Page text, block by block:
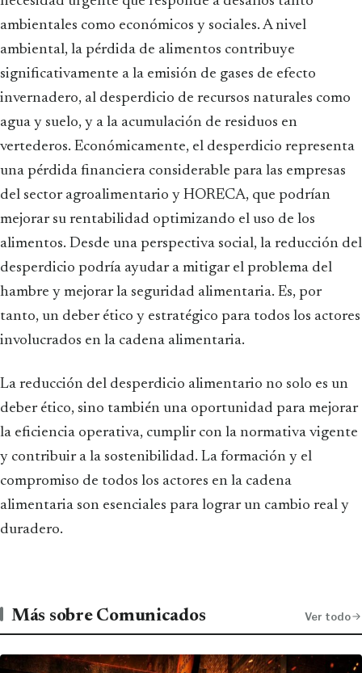
ambientales como económicos y sociales. A nivel
ambiental, la pérdida de alimentos contribuye
significativamente a la emisión de gases de efecto
invernadero, al desperdicio de recursos naturales como
agua y suelo, y a la acumulación de residuos en
vertederos. Económicamente, el desperdicio representa
una pérdida financiera considerable para las empresas
del sector agroalimentario y HORECA, que podrían
mejorar su rentabilidad optimizando el uso de los
alimentos. Desde una perspectiva social, la reducción del
desperdicio podría ayudar a mitigar el problema del
hambre y mejorar la seguridad alimentaria. Es, por
tanto, un deber ético y estratégico para todos los actores
involucrados en la cadena alimentaria.
La reducción del desperdicio alimentario no solo es un
deber ético, sino también una oportunidad para mejorar
la eficiencia operativa, cumplir con la normativa vigente
y contribuir a la sostenibilidad. La formación y el
compromiso de todos los actores en la cadena
alimentaria son esenciales para lograr un cambio real y
duradero.
Más sobre Comunicados Ver todo